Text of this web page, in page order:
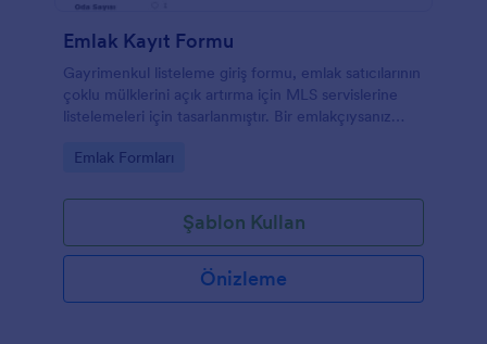
Emlak Kayıt Formu
Gayrimenkul listeleme giriş formu, emlak satıcılarının
çoklu mülklerini açık artırma için MLS servislerine
listelemeleri için tasarlanmıştır. Bir emlakçıysanız
giriş formu, satıcılardan gayrimenkullerin
masaüstü, akıllı telefonlar veya tabletler gibi herhangi
bir cihazı kullanarak bu MLS formunu kolayca
doldurabilir ve mülk bilgileri, tasarım ve yapım ve
satıcının bilgileri gibi sorular sorabilir. Bu emlak girişi
formunu kullanın ve daha fazla satıcı çekmek için
Go to Category:
Emlak Formları
Şablon Kullan
Önizleme